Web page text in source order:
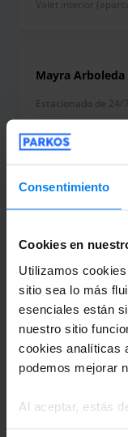
Consentimiento
Cookies en
Utilizamos
sitio sea lo más
esenciales están
nuestro sitio
cookies analíticas
podemos mejorar
Al aceptar, estás
Valet interior
Mayra Arboleda
Estacionado de
Esteban
Estacionado de
Muy